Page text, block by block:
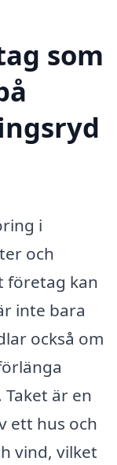
som
i
och
företag kan
inte bara
också om
är en
ett hus och
vind, vilket